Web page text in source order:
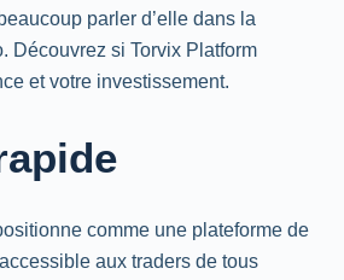
parler d’elle dans la
Découvrez si Torvix Platform
et votre investissement.
comme une plateforme de
aux traders de tous